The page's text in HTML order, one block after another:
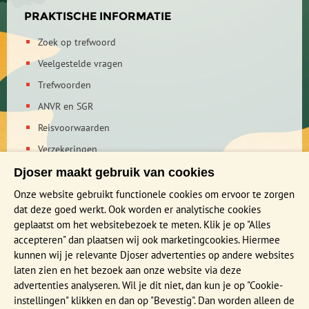
echt grothotel? Eerst bezoeken we het grottenmuseum
Cueva Museo. Hier kan je zelf ervaren waaruit het dagelijkse
leven in een grotwoning bestaat.
Vanuit Guadix maken we een excursie naar het Negratin
Reservoir. Dit is het grootste stuwmeer van Andalusië en ligt
waterfietsen, kanoën of windsurfen. We maken daarnaast ook
een indrukwekkende dagtocht naar Tabernas. Houd je van
films? En wist je dat Spanje een woestijn heeft? Midden in
themapark Oasys. Er is een wildwestdorp, waar verschillende
films zijn opgenomen, zoals ‘Indiana Jones’ en ‘Gods and
Kings’.
PRAKTISCHE INFORMATIE
Zoek op trefwoord
Veelgestelde vragen
Trefwoorden
ANVR en SGR
Reisvoorwaarden
Verzekeringen
Reis en boek met Djoser zekerheid
Privacy verklaring
MEER WETEN?
Brochure aanvragen
Presentaties en Infodagen
Aanmelden nieuwsbrief
Djoser maakt gebruik van cookies
Onze website gebruikt functionele cookies om ervoor te zorgen
dat deze goed werkt. Ook worden er analytische cookies
geplaatst om het websitebezoek te meten. Klik je op "Alles
accepteren" dan plaatsen wij ook marketingcookies. Hiermee
kunnen wij je relevante Djoser advertenties op andere websites
laten zien en het bezoek aan onze website via deze
advertenties analyseren. Wil je dit niet, dan kun je op "Cookie-
instellingen" klikken en dan op "Bevestig". Dan worden alleen de